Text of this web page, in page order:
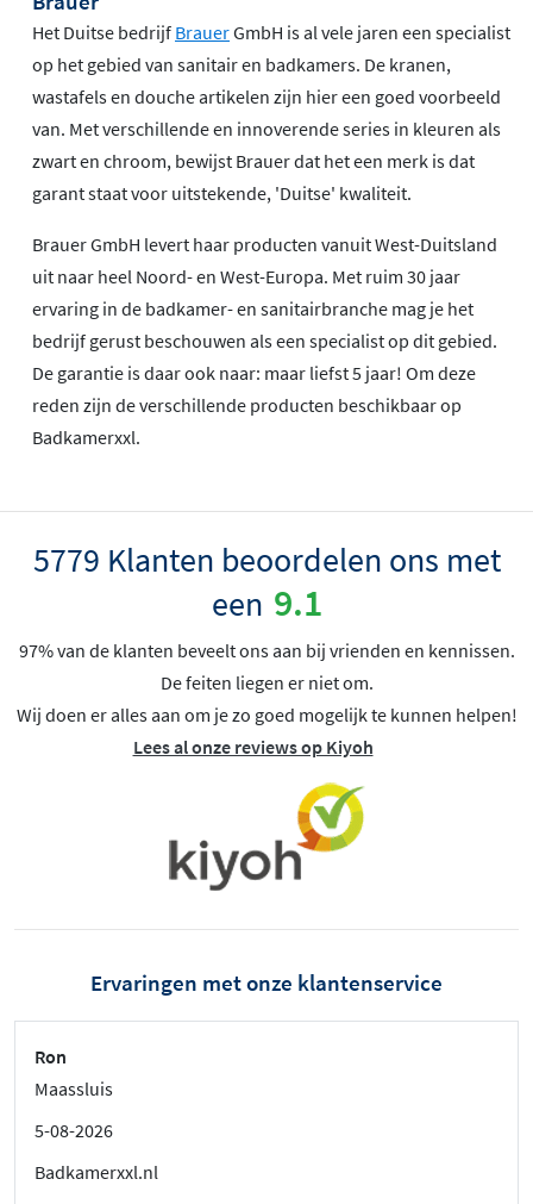
Het Duitse bedrijf BrauerGmbH is al vele jaren een specialist
op het gebied van sanitair en badkamers. De kranen,
wastafels en douche artikelen zijn hier een goed voorbeeld
van. Met verschillende en innoverende series in kleuren als
zwart en chroom, bewijst Brauer dat het een merk is dat
garant staat voor uitstekende, 'Duitse' kwaliteit.
Brauer GmbH levert haar producten vanuit West-Duitsland
uit naar heel Noord- en West-Europa. Met ruim 30 jaar
ervaring in de badkamer- en sanitairbranche mag je het
bedrijf gerust beschouwen als een specialist op dit gebied.
De garantie is daar ook naar: maar liefst 5 jaar! Om deze
reden zijn de verschillende producten beschikbaar op
Badkamerxxl.
5779 Klanten beoordelen ons met
een 9.1
97% van de klanten beveelt ons aan bij vrienden en kennissen.
De feiten liegen er niet om.
Wij doen er alles aan om je zo goed mogelijk te kunnen helpen!
Lees al onze reviews op Kiyoh
Ervaringen met onze klantenservice
Ron
Maassluis
5-08-2026
Badkamerxxl.nl